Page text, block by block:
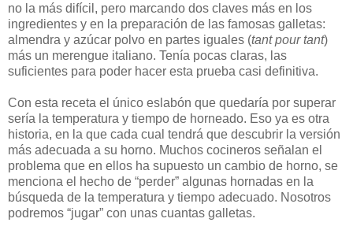
no la más difícil, pero marcando dos claves más en los
ingredientes y en la preparación de las famosas galletas:
almendra y azúcar polvo en partes iguales (tant pour tant)
más un merengue italiano. Tenía pocas claras, las
suficientes para poder hacer esta prueba casi definitiva.
Con esta receta el único eslabón que quedaría por superar
sería la temperatura y tiempo de horneado. Eso ya es otra
historia, en la que cada cual tendrá que descubrir la versión
más adecuada a su horno. Muchos cocineros señalan el
problema que en ellos ha supuesto un cambio de horno, se
menciona el hecho de “perder” algunas hornadas en la
búsqueda de la temperatura y tiempo adecuado. Nosotros
podremos “jugar” con unas cuantas galletas.